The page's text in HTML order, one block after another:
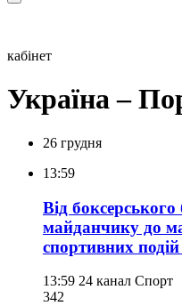
кабінет
Україна –
26 грудня
13:59
Від
майданчику до
спортивних
13:59 24 канал Спорт
342